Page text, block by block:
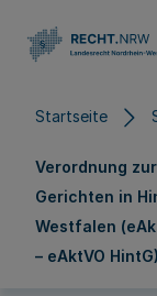
Startseite
Verordnung
Gerichten in
Westfalen
– eAktVO HintG)